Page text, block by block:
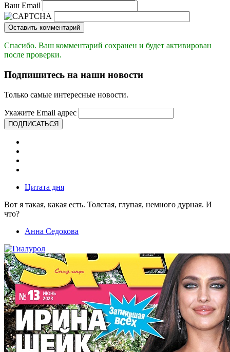
Ваш Email
Оставить комментарий
Спасибо. Ваш комментарий сохранен и будет активирован
после проверки.
Подпишитесь на наши новости
Только самые интересные новости.
Укажите Email адрес
ПОДПИСАТЬСЯ
Цитата дня
Вот я такая, какая есть. Толстая, глупая, немного дурная. И
что?
Анна Седокова